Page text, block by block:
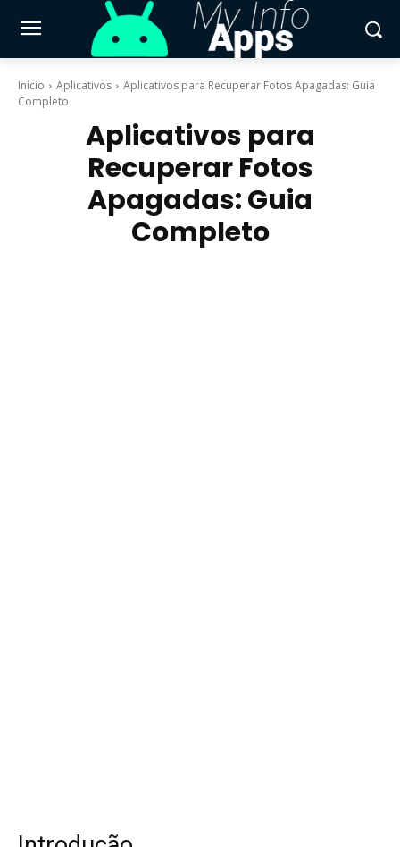
Início Aplicativos
Aplicativos para Recuperar Fotos Apagadas: Guia
Completo
Aplicativos para
Recuperar Fotos
Apagadas: Guia
Completo